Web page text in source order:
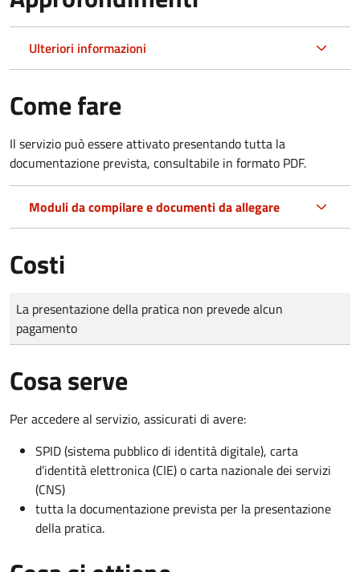
Ulteriori informazioni
Come fare
Il servizio può essere attivato presentando tutta la
documentazione prevista, consultabile in formato PDF.
Moduli da compilare e documenti da allegare
Costi
Tipo di pagamento
Importo
La presentazione della pratica non prevede alcun
pagamento
Cosa serve
Per accedere al servizio, assicurati di avere:
SPID (sistema pubblico di identità digitale), carta
d’identità elettronica (CIE) o carta nazionale dei servizi
(CNS)
tutta la documentazione prevista per la presentazione
della pratica.